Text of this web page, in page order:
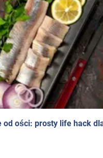
ości: prosty life hack